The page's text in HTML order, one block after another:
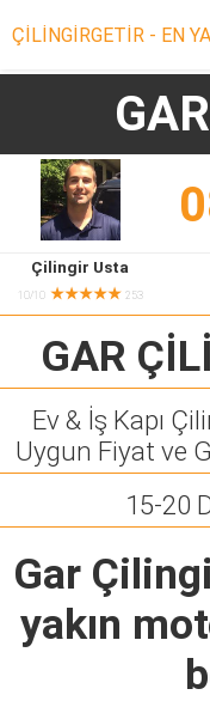
ÇİLİNGİRGETİR - EN
Çilingir misin? Bize
Çilingir Usta
10/10 ★★★★★ 253
GAR
Ev & İş Kapı
Uygun Fiyat ve
15-20
Gar
yakın